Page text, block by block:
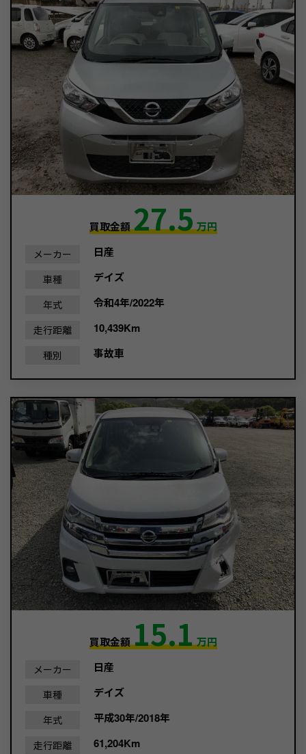
買取金額27.5万円
メーカー 日産
車種 デイズ
年式 令和4年/2022年
走行距離 10,439Km
種別 事故車
買取金額15.1万円
メーカー 日産
車種 デイズ
年式 平成30年/2018年
走行距離 61,204Km